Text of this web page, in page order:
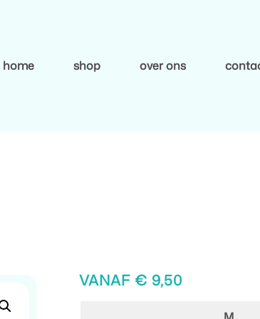
home shop over ons
VANAF € 9,50